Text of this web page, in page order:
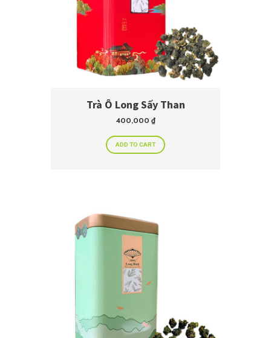
Trà Ô Long Sấy Than
400,000 ₫
ADD TO CART